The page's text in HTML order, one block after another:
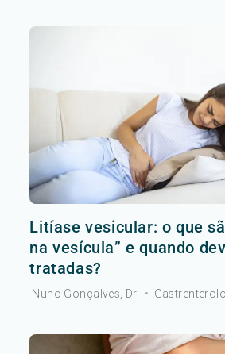
Litíase vesicular: o que
na vesícula” e quando
tratadas?
Nuno Gonçalves, Dr. •